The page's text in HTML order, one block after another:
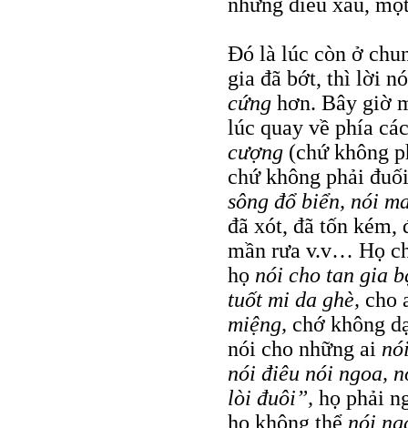
Đó là lúc còn ở
gia đã bớt, thì lời
cứng hơn. Bây giờ
lúc quay về phía
cượng (chứ không
chứ không phải
sông đổ biển, nói
đã xót, đã tốn kém,
mần rưa v.v… Họ
họ nói cho tan gia
tuốt mi da ghè, cho
miệng, chớ không
nói cho những ai
nói điêu nói ngoa,
lòi đuôi”, họ phải
họ không thể nói